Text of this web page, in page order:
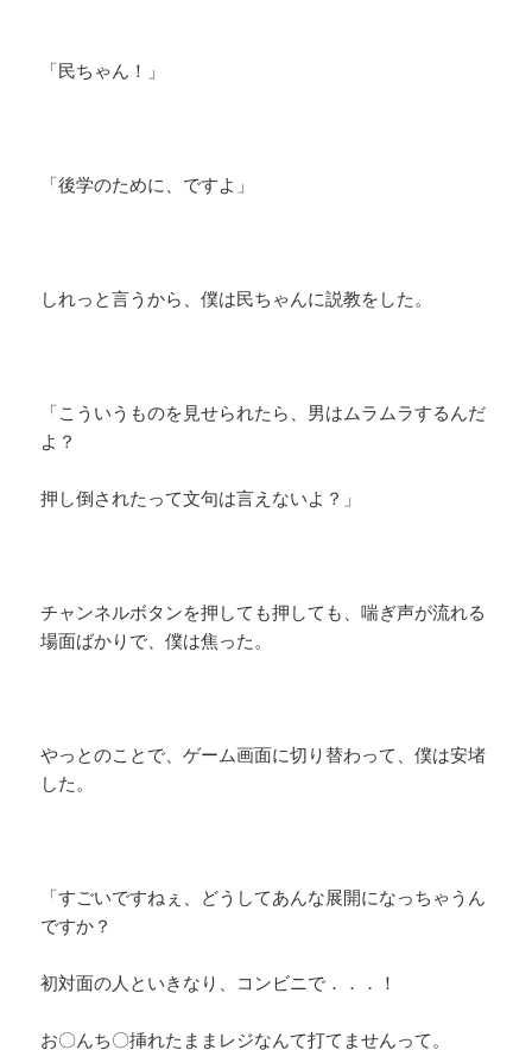
「民ちゃん！」
「後学のために、ですよ」
しれっと言うから、僕は民ちゃんに説教をした。
「こういうものを見せられたら、男はムラムラするんだ
よ？
押し倒されたって文句は言えないよ？」
チャンネルボタンを押しても押しても、喘ぎ声が流れる
場面ばかりで、僕は焦った。
やっとのことで、ゲーム画面に切り替わって、僕は安堵
した。
「すごいですねぇ、どうしてあんな展開になっちゃうん
ですか？
初対面の人といきなり、コンビニで．．．！
お〇んち〇挿れたままレジなんて打てませんって。